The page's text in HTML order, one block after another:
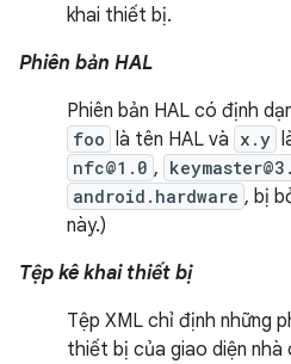
khai thiết bị.
Phiên bản HAL
Phiên bản HAL có định
foo là tên HAL và x.y
nfc@1.0 ,
android.hardware , bị
này.)
Tệp kê khai thiết bị
Tệp XML chỉ định những
thiết bị của giao diện nhà